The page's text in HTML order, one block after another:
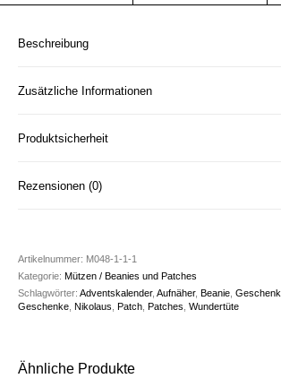
Beschreibung
Zusätzliche Informationen
Produktsicherheit
Rezensionen (0)
Artikelnummer: M048-1-1-1
Kategorie:Mützen / Beanies und Patches
Schlagwörter:Adventskalender,Aufnäher,Beanie ,Geschenk
Geschenke ,Nikolaus ,Patch ,Patches ,Wundertüte
Ähnliche Produkte